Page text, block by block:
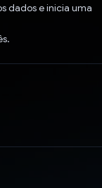
dados e inicia uma